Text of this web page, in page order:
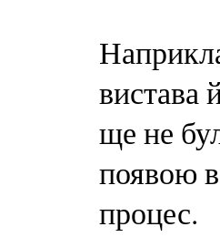
вистава
ще не
появою
процес.